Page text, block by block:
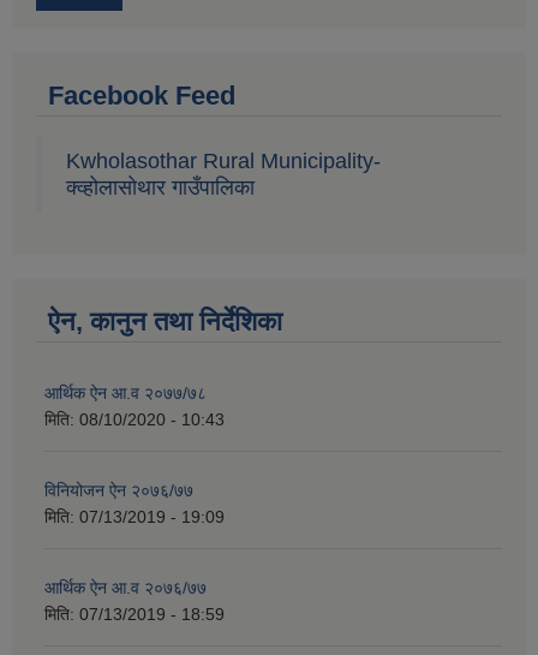
Facebook Feed
Kwholasothar Rural Municipality-
क्व्होलासोथार गाउँपालिका
ऐन, कानुन तथा निर्देशिका
आर्थिक ऐन आ.व २०७७/७८
मिति: 08/10/2020 - 10:43
विनियोजन ऐन २०७६/७७
मिति: 07/13/2019 - 19:09
आर्थिक ऐन आ.व २०७६/७७
मिति: 07/13/2019 - 18:59